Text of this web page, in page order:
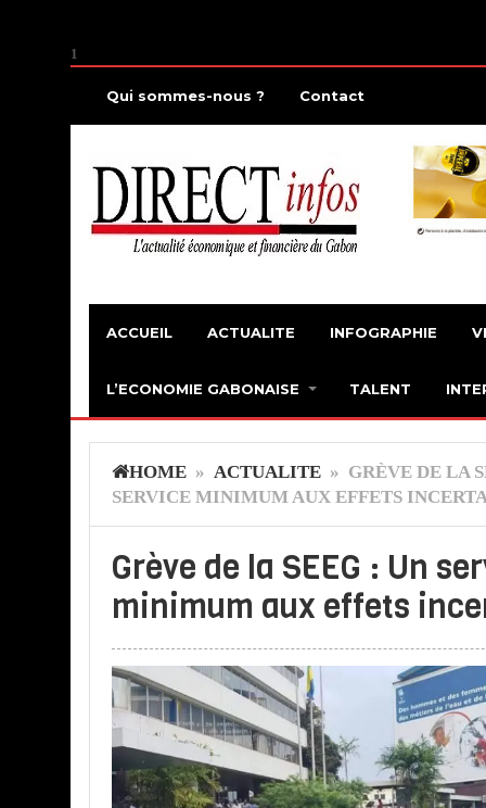
1
Qui sommes-nous ? Contact
ACCUEIL ACTUALITE INFOGRAPHIE
L’ECONOMIE GABONAISE TALENT
HOME » ACTUALITE » GRÈVE DE LA
SERVICE MINIMUM AUX EFFETS
Grève de la SEEG : Un
minimum aux effets